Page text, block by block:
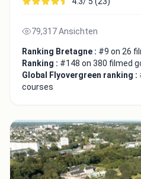
79,317 Ansichten
Ranking Bretagne : #9 on 26
Ranking : #148 on 380 filmed
Global Flyovergreen ranking :
courses